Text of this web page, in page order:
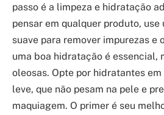
passo é a limpeza e hidratação
pensar em qualquer produto,
suave para remover impurezas e
uma boa hidratação é essencial,
oleosas. Opte por hidratantes
leve, que não pesam na pele e
maquiagem. O primer é seu